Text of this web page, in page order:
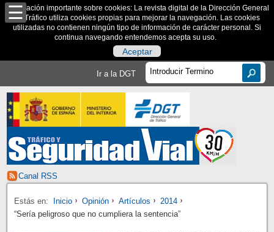
Información importante sobre cookies: La revista digital de la Dirección General
de Tráfico utiliza cookies propias para mejorar la navegación. Las cookies
utilizadas no contienen ningún tipo de información de carácter personal. Si
continua navegando entendemos acepta su uso.
Aceptar
Ir a la DGT
Canal RSS
Estás en: Inicio Opinión Artículos
2014
“Sería peligroso que no cumpliera la sentencia”